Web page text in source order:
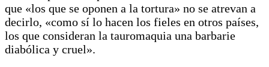
que «los que se oponen a la tortura» no se atrevan a
decirlo, «como sí lo hacen los fieles en otros países,
los que consideran la tauromaquia una barbarie
diabólica y cruel».